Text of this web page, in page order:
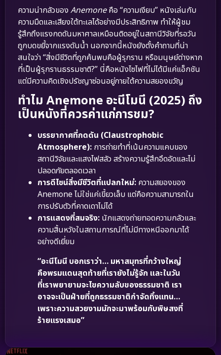
ความน่ากลัวของ Anemoneคือ “ความเงียบ” หนังเล่นกับ
ความมืดและเสียงใต้ทะเลได้อย่างมีประสิทธิภาพ ทำให้ผู้ชม
รู้สึกถึงแรงกดดันมหาศาลเหมือนติดอยู่ในสถานีวิจัยที่รอวัน
ถูกบดขยี้จากแรงดันน้ำ นอกจากนี้หนังยังตั้งคำถามที่น่า
สนใจว่า “สิ่งมีชีวิตที่ถูกค้นพบคือผู้รุกราน หรือมนุษย์ต่างหาก
ที่เป็นผู้รุกรานธรรมชาติ?” นี่คือหนังไซไฟที่ไม่ได้มีแค่แอ็กชัน
แต่มีความคิดเชิงปรัชญาซ่อนอยู่ภายใต้ความสยองขวัญ
ทำไม Anemone อะนีโมนี (2025) ถึง
เป็นหนังที่ควรค่าแก่การชม?
บรรยากาศที่กดดัน (Claustrophobic
Atmosphere): การถ่ายทำที่เน้นความแคบของ
สถานีวิจัยและแสงไฟสลัว สร้างความรู้สึกอึดอัดและไม่
ปลอดภัยตลอดเวลา
การดีไซน์สิ่งมีชีวิตที่แปลกใหม่: ความสยองของ
Anemone ไม่ใช่แค่เขี้ยวเล็บ แต่คือความสามารถใน
การปรับตัวที่คาดเดาไม่ได้
การแสดงที่สมจริง: นักแสดงถ่ายทอดความกลัวและ
ความสิ้นหวังในสถานการณ์ที่ไม่มีทางหนีออกมาได้
อย่างดีเยี่ยม
“อะนีโมนี บอกเราว่า… มหาสมุทรที่กว้างใหญ่
คือพรมแดนสุดท้ายที่เรายังไม่รู้จัก และในวัน
ที่เราพยายามจะไขความลับของธรรมชาติ เรา
อาจจะเป็นฝ่ายที่ถูกธรรมชาติกำจัดทิ้งแทน…
เพราะความสวยงามมักจะมาพร้อมกับพิษสงที่
ร้ายแรงเสมอ”